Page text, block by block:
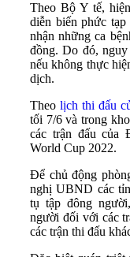
Theo Bộ Y tế,
diễn biến phức
nhận những ca
đồng. Do đó,
nếu không thực
dịch.
Theo lịch thi đấu
tối 7/6 và trong
các trận đấu của
World Cup 2022.
Để chủ động
nghị UBND các
tụ tập đông
người đối với các
các trận thi đấu